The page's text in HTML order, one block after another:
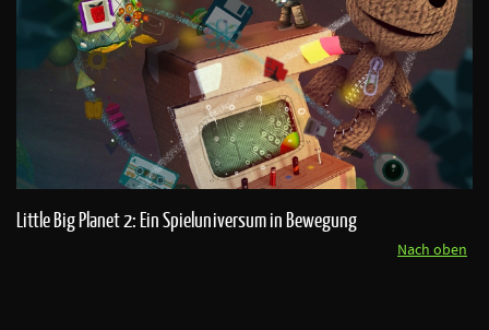
Little Big Planet 2: Ein Spieluniversum in Bewegung
Nach oben